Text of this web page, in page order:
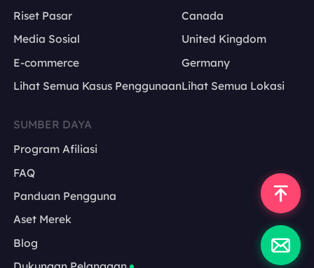
Riset Pasar
Media Sosial
E-commerce
Lihat Semua Kasus Penggunaan
Canada
United Kingdom
Germany
Lihat Semua Lokasi
SUMBER DAYA
Program Afiliasi
FAQ
Panduan Pengguna
Aset Merek
Blog